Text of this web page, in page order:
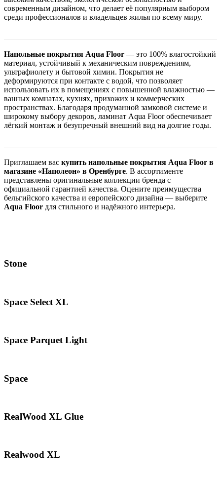
современным дизайном, что делает её популярным выбором
среди профессионалов и владельцев жилья по всему миру.
Напольные покрытия Aqua Floor — это 100% влагостойкий
материал, устойчивый к механическим повреждениям,
ультрафиолету и бытовой химии. Покрытия не
деформируются при контакте с водой, что позволяет
использовать их в помещениях с повышенной влажностью —
ванных комнатах, кухнях, прихожих и коммерческих
пространствах. Благодаря продуманной замковой системе и
широкому выбору декоров, ламинат Aqua Floor обеспечивает
лёгкий монтаж и безупречный внешний вид на долгие годы.
Приглашаем вас купить напольные покрытия Aqua Floor в
магазине «Наполеон» в Оренбурге. В ассортименте
представлены оригинальные коллекции бренда с
официальной гарантией качества. Оцените преимущества
бельгийского качества и европейского дизайна — выберите
Aqua Floor для стильного и надёжного интерьера.
Stone
Space Select XL
Space Parquet Light
Space
RealWood XL Glue
Realwood XL